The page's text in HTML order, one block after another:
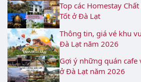
Top các Homestay
Tốt ở Đà Lạt
Thông tin, giá vé khu
Đà Lạt năm 2026
Gợi ý những quán cafe
ở Đà Lạt năm 2026